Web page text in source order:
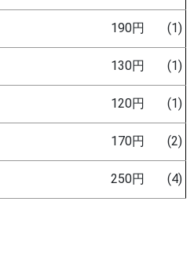
190円 (1)
130円 (1)
120円 (1)
170円 (2)
250円 (4)